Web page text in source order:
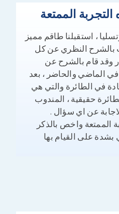
الممتعة
، استقبلنا طاقم مميز
بالشرح النظري عن كل
وقد قام بالشرح عن
الماضي والحاضر ، بعد
في الطائرة والتي هي
حقيقية ، المندوب
عن اي سؤال .
الممتعة واخص بالذكر
على القيام بها